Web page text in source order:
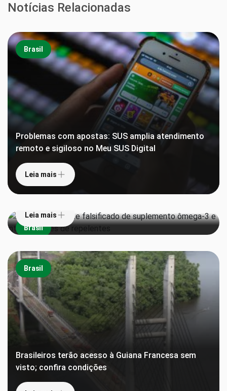
Notícias Relacionadas
Brasil
Problemas com apostas: SUS amplia atendimento
remoto e sigiloso no Meu SUS Digital
Leia mais
Brasil
Anvisa proíbe lote falsificado de suplemento
ômega-3 e interdita lotes de repelentes
Leia mais
Brasil
Brasileiros terão acesso à Guiana Francesa sem
visto; confira condições